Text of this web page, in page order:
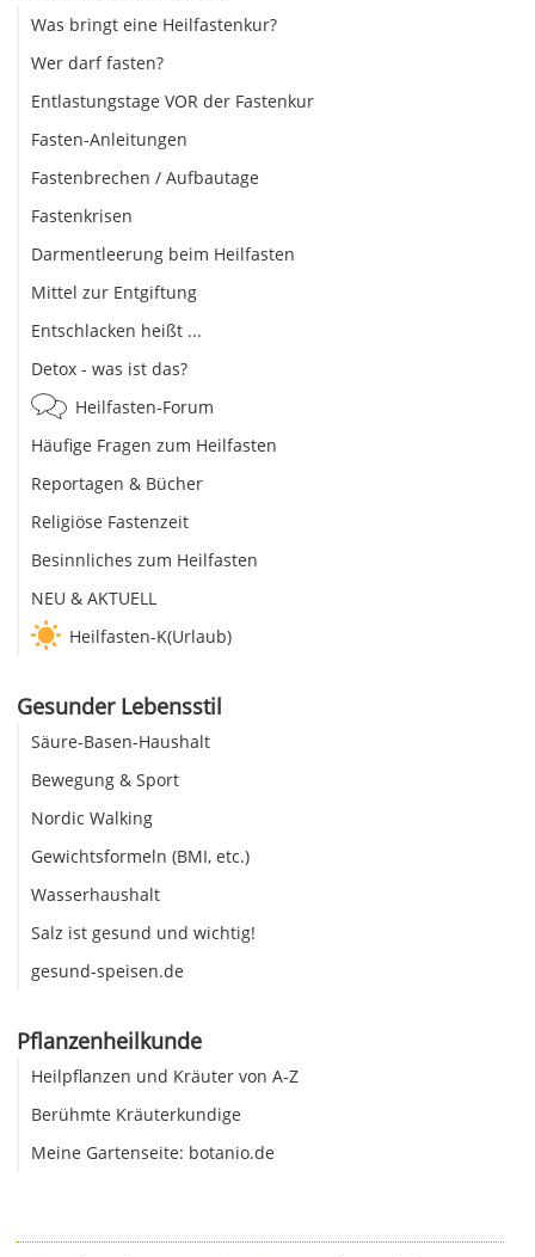
Was bringt eine Heilfastenkur?
Wer darf fasten?
Entlastungstage VOR der Fastenkur
Fasten-Anleitungen
Fastenbrechen / Aufbautage
Fastenkrisen
Darmentleerung beim Heilfasten
Mittel zur Entgiftung
Entschlacken heißt ...
Detox - was ist das?
Heilfasten-Forum
Häufige Fragen zum Heilfasten
Reportagen & Bücher
Religiöse Fastenzeit
Besinnliches zum Heilfasten
NEU & AKTUELL
Heilfasten-K(Urlaub)
Gesunder Lebensstil
Säure-Basen-Haushalt
Bewegung & Sport
Nordic Walking
Gewichtsformeln (BMI, etc.)
Wasserhaushalt
Salz ist gesund und wichtig!
gesund-speisen.de
Pflanzenheilkunde
Heilpflanzen und Kräuter von A-Z
Berühmte Kräuterkundige
Meine Gartenseite: botanio.de